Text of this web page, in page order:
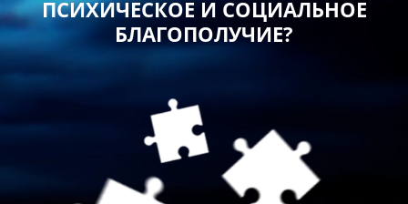
ПСИХИЧЕСКОЕ И СОЦИАЛЬНОЕ
БЛАГОПОЛУЧИЕ?